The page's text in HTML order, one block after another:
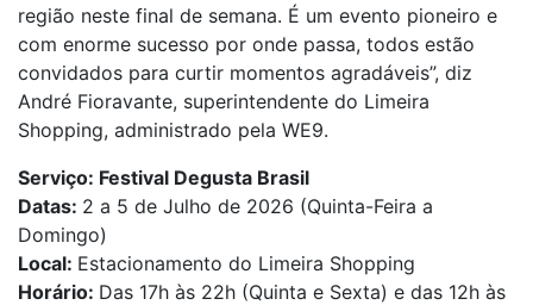
região neste final de semana. É um evento pioneiro e
com enorme sucesso por onde passa, todos estão
convidados para curtir momentos agradáveis”, diz
André Fioravante, superintendente do Limeira
Shopping, administrado pela WE9.
Serviço: Festival Degusta Brasil
Datas: 2 a 5 de Julho de 2026 (Quinta-Feira a
Domingo)
Local: Estacionamento do Limeira Shopping
Horário: Das 17h às 22h (Quinta e Sexta) e das 12h às